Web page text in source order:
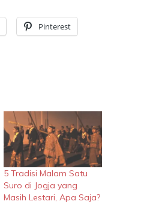
Pinterest
5 Tradisi Malam Satu
Suro di Jogja yang
Masih Lestari, Apa Saja?